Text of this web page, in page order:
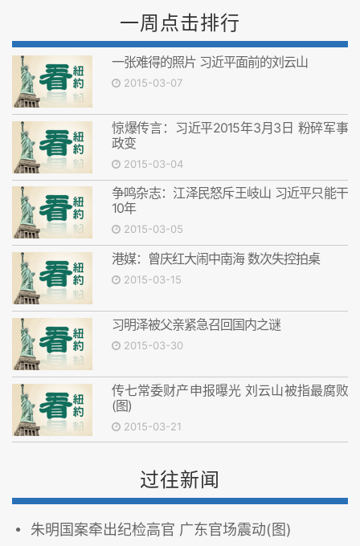
一周点击排行
一张难得的照片 习近平面前的刘云山
2015-03-07
惊爆传言：习近平2015年3月3日 粉碎军事
政变
2015-03-04
争鸣杂志：江泽民怒斥王岐山 习近平只能干
10年
2015-03-05
港媒：曾庆红大闹中南海 数次失控拍桌
2015-03-15
习明泽被父亲紧急召回国内之谜
2015-03-30
传七常委财产申报曝光 刘云山被指最腐败
(图)
2015-03-21
过往新闻
朱明国案牵出纪检高官 广东官场震动(图)